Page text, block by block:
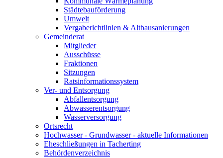
Städtebauförderung
Umwelt
Vergaberichtlinien & Altbausanierungen
Gemeinderat
Mitglieder
Ausschüsse
Fraktionen
Sitzungen
Ratsinformationssystem
Ver- und Entsorgung
Abfallentsorgung
Abwasserentsorgung
Wasserversorgung
Ortsrecht
Hochwasser - Grundwasser - aktuelle Informationen
Eheschließungen in Tacherting
Behördenverzeichnis